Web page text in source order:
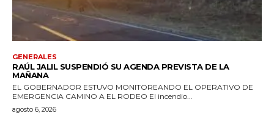
GENERALES
RAÚL JALIL SUSPENDIÓ SU AGENDA PREVISTA DE LA
MAÑANA
EL GOBERNADOR ESTUVO MONITOREANDO EL OPERATIVO DE
EMERGENCIA CAMINO A EL RODEO El incendio...
agosto 6, 2026